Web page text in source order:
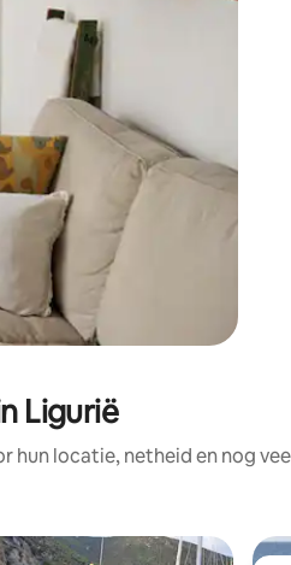
Ligurië
hun locatie, netheid en nog